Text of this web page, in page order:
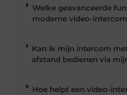
Welke geavanceerde
moderne video-
Kan ik mijn intercom
afstand bedienen via
Hoe helpt een video-